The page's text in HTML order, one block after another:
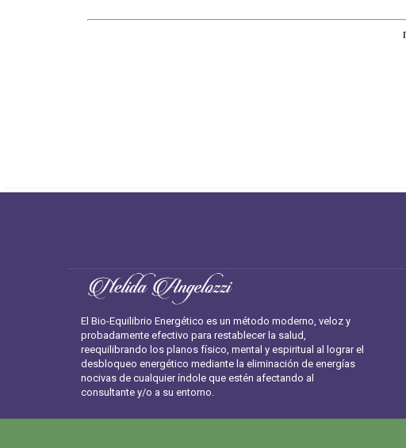
El Bio-Equilibrio Energético es un método moderno, veloz y
probadamente efectivo para restablecer la salud,
reequilibrando los planos físico, mental y espiritual al lograr el
desbloqueo energético mediante la eliminación de energías
nocivas de cualquier índole que estén afectando al
consultante y/o a su entorno.